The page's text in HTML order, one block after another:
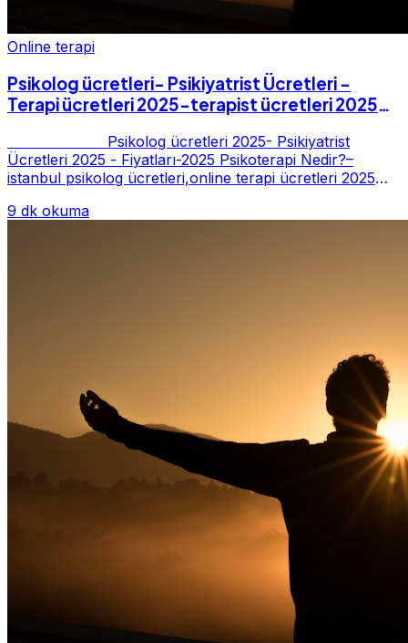
Online terapi
Psikolog ücretleri- Psikiyatrist Ücretleri -
Terapi ücretleri 2025-terapist ücretleri 2025-
Psikolog ücretleri 2025- Psikiyatrist
Ücretleri 2025 - Fiyatları-2025 Psikoterapi Nedir?–
istanbul psikolog ücretleri,online terapi ücretleri 2025
9 dk okuma